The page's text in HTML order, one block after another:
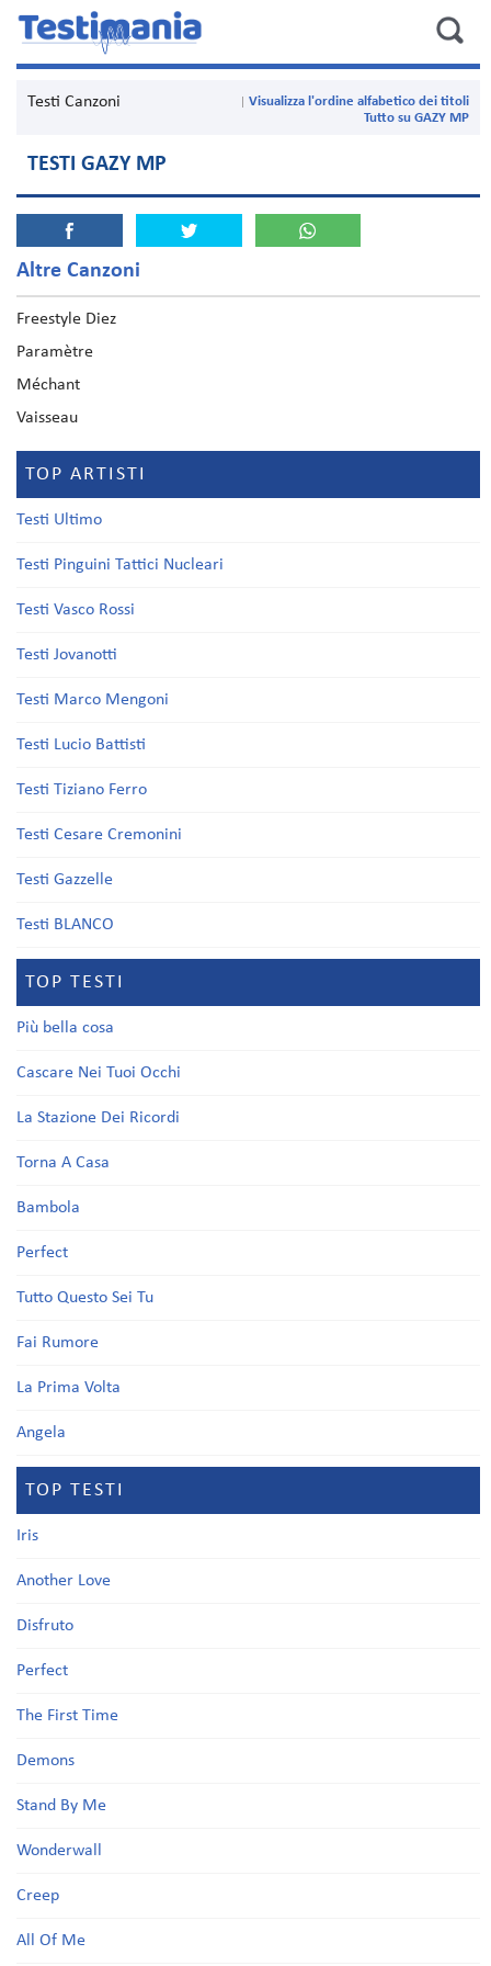
Testi Canzoni
Visualizza l'ordine alfabetico dei titoli
Tutto su GAZY MP
TESTI GAZY MP
Altre Canzoni
Freestyle Diez
Paramètre
Méchant
Vaisseau
TOP ARTISTI
Testi Ultimo
Testi Pinguini Tattici Nucleari
Testi Vasco Rossi
Testi Jovanotti
Testi Marco Mengoni
Testi Lucio Battisti
Testi Tiziano Ferro
Testi Cesare Cremonini
Testi Gazzelle
Testi BLANCO
TOP TESTI
Più bella cosa
Cascare Nei Tuoi Occhi
La Stazione Dei Ricordi
Torna A Casa
Bambola
Perfect
Tutto Questo Sei Tu
Fai Rumore
La Prima Volta
Angela
TOP TESTI
Iris
Another Love
Disfruto
Perfect
The First Time
Demons
Stand By Me
Wonderwall
Creep
All Of Me